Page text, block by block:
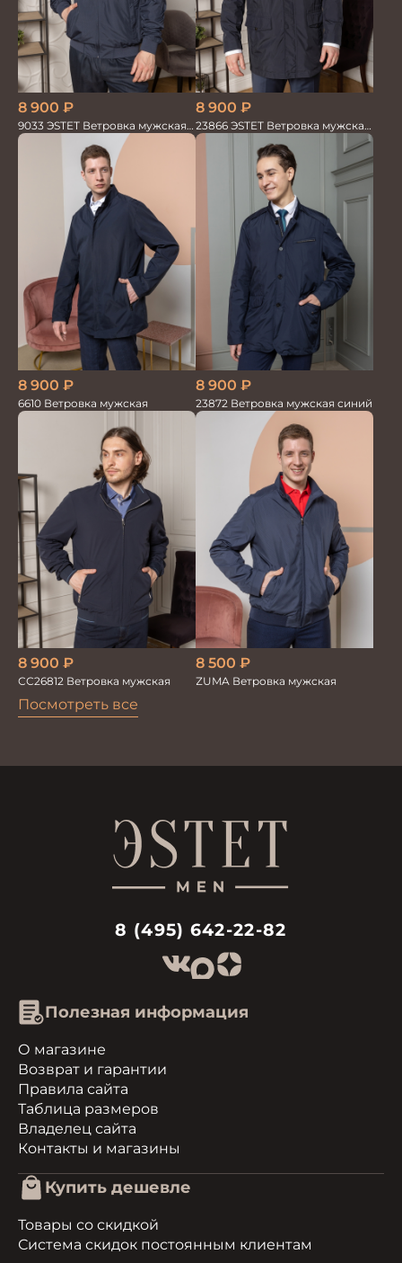
Посмотреть все
8 900 ₽
9033 ЭSTET Ветровка мужская
синий
8 900 ₽
23866 ЭSTET Ветровка мужская
синий
8 900 ₽
6610 Ветровка мужская
8 900 ₽
23872 Ветровка мужская синий
8 900 ₽
СС26812 Ветровка мужская
8 500 ₽
ZUMA Ветровка мужская
8 (495) 642-22-82
Полезная информация
О магазине
Возврат и гарантии
Правила сайта
Таблица размеров
Владелец сайта
Контакты и магазины
Купить дешевле
Товары со скидкой
Система скидок постоянным клиентам